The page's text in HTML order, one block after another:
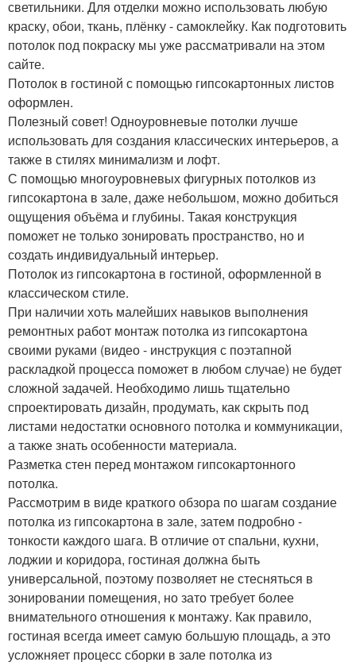
светильники. Для отделки можно использовать любую
краску, обои, ткань, плёнку - самоклейку. Как подготовить
потолок под покраску мы уже рассматривали на этом
сайте.
Потолок в гостиной с помощью гипсокартонных листов
оформлен.
Полезный совет! Одноуровневые потолки лучше
использовать для создания классических интерьеров, а
также в стилях минимализм и лофт.
С помощью многоуровневых фигурных потолков из
гипсокартона в зале, даже небольшом, можно добиться
ощущения объёма и глубины. Такая конструкция
поможет не только зонировать пространство, но и
создать индивидуальный интерьер.
Потолок из гипсокартона в гостиной, оформленной в
классическом стиле.
При наличии хоть малейших навыков выполнения
ремонтных работ монтаж потолка из гипсокартона
своими руками (видео - инструкция с поэтапной
раскладкой процесса поможет в любом случае) не будет
сложной задачей. Необходимо лишь тщательно
спроектировать дизайн, продумать, как скрыть под
листами недостатки основного потолка и коммуникации,
а также знать особенности материала.
Разметка стен перед монтажом гипсокартонного
потолка.
Рассмотрим в виде краткого обзора по шагам создание
потолка из гипсокартона в зале, затем подробно -
тонкости каждого шага. В отличие от спальни, кухни,
лоджии и коридора, гостиная должна быть
универсальной, поэтому позволяет не стесняться в
зонировании помещения, но зато требует более
внимательного отношения к монтажу. Как правило,
гостиная всегда имеет самую большую площадь, а это
усложняет процесс сборки в зале потолка из